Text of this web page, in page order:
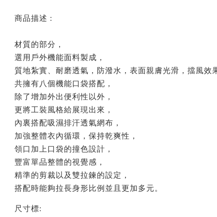
商品描述 :
材質的部分，
選用戶外機能面料製成，
質地紮實、耐磨透氣，防潑水，表面親膚光滑，擋風效
共擁有八個機能口袋搭配，
除了增加外出便利性以外，
更將工裝風格給展現出來，
內裏搭配吸濕排汗透氣網布，
加強整體衣內循環，保持乾爽性，
領口加上口袋的撞色設計，
豐富單品整體的視覺感，
精準的剪裁以及雙拉鍊的設定，
搭配時能夠拉長身形比例並且更加多元。
尺寸標: